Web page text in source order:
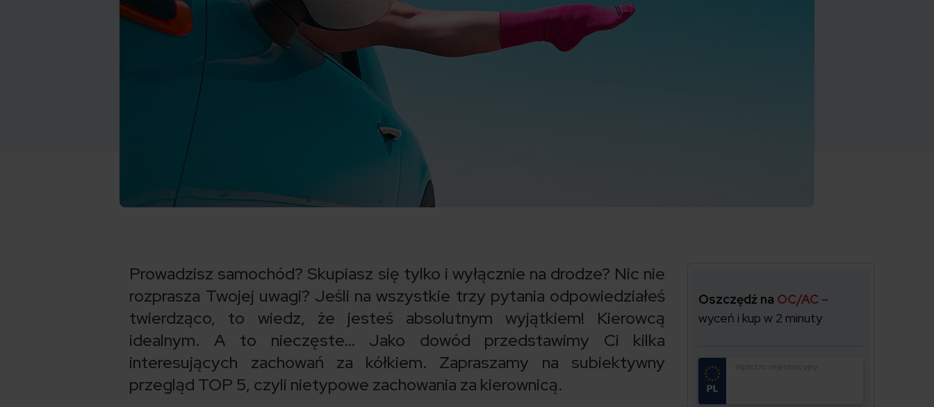
Prowadzisz samochód? Skupiasz się tylko i wyłącznie na drodze? Nic nie
rozprasza Twojej uwagi? Jeśli na wszystkie trzy pytania odpowiedziałeś
twierdząco, to wiedz, że jesteś absolutnym wyjątkiem! Kierowcą
idealnym. A to nieczęste… Jako dowód przedstawimy Ci kilka
interesujących zachowań za kółkiem. Zapraszamy na subiektywny
przegląd TOP 5, czyli nietypowe zachowania za kierownicą.
Oszczędź na OC/AC –
wyceń i kup w 2 minuty
Wpisz nr rejestracyjny